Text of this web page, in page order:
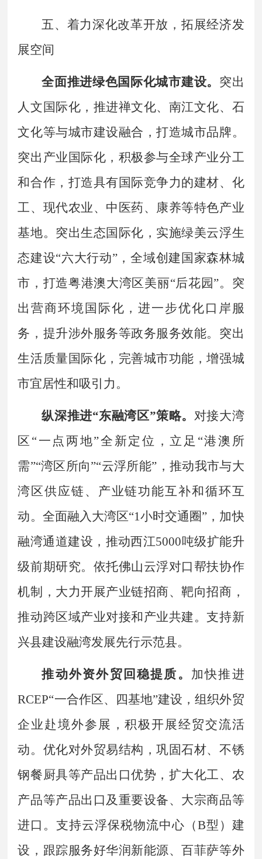
五、着力深化改革开放，拓展经济发
展空间
全面推进绿色国际化城市建设。 突出
人文国际化，推进禅文化、南江文化、石
文化等与城市建设融合，打造城市品牌。
突出产业国际化，积极参与全球产业分工
和合作，打造具有国际竞争力的建材、化
工、现代农业、中医药、康养等特色产业
基地。突出生态国际化，实施绿美云浮生
态建设“六大行动”，全域创建国家森林城
市，打造粤港澳大湾区美丽“后花园”。突
出营商环境国际化，进一步优化口岸服
务，提升涉外服务等政务服务效能。突出
生活质量国际化，完善城市功能，增强城
市宜居性和吸引力。
纵深推进“东融湾区”策略。 对接大湾
区 “一点两地”全新定位，立足 “港澳所
需”“湾区所向”“云浮所能” ，推动我市与大
湾区供应链、产业链功能互补和循环互
动。全面融入大湾区“1小时交通圈” ，加快
融湾通道建设，推动西江5000吨级扩能升
级前期研究。依托佛山云浮对口帮扶协作
机制，大力开展产业链招商、靶向招商，
推动跨区域产业对接和产业共建。支持新
兴县建设融湾发展先行示范县。
推动外资外贸回稳提质。 加快推进
RCEP“一合作区、四基地”建设，组织外贸
企业赴境外参展，积极开展经贸交流活
动。优化对外贸易结构，巩固石材、不锈
钢餐厨具等产品出口优势，扩大化工、农
产品等产品出口及重要设备、大宗商品等
进口。支持云浮保税物流中心（B型）建
设，跟踪服务好华润新能源、百菲萨等外